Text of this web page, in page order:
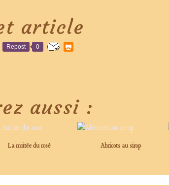
article
Repost 0
aussi :
La nuitée du rosé
Abricots au sirop